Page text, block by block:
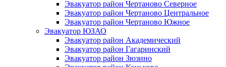
Эвакуатор район Чертаново Северное
Эвакуатор район Чертаново Центральное
Эвакуатор район Чертаново Южное
Эвакуатор ЮЗАО
Эвакуатор район Академический
Эвакуатор район Гагаринский
Эвакуатор район Зюзино